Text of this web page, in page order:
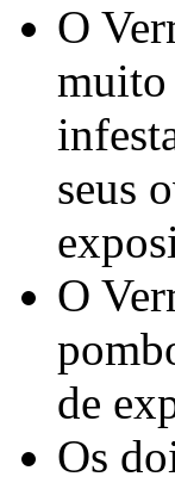
O
muito
seus
O
de
Os